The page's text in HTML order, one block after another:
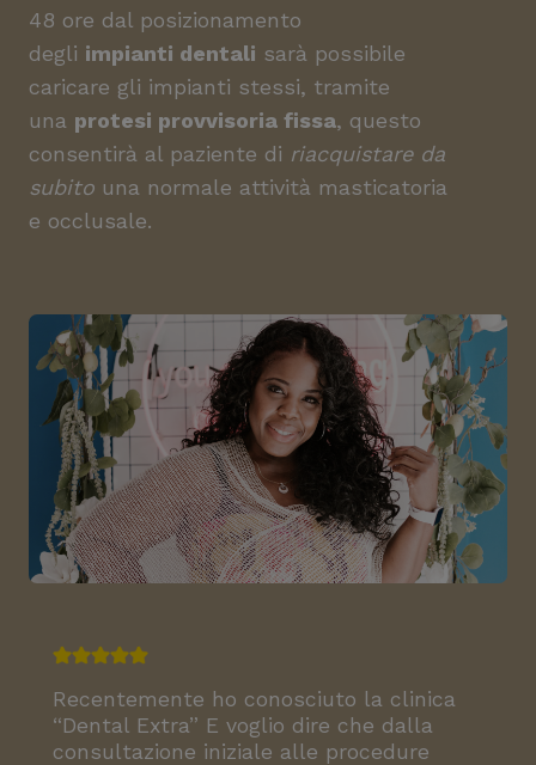
48 ore dal posizionamento
degli impianti dentali sarà possibile
caricare gli impianti stessi, tramite
una protesi provvisoria fissa, questo
consentirà al paziente di riacquistare da
subito una normale attività masticatoria
e occlusale.
Recentemente ho conosciuto la clinica
“Dental Extra” E voglio dire che dalla
consultazione iniziale alle procedure